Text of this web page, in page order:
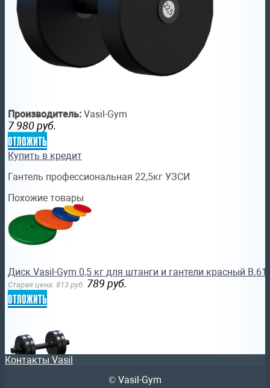
Производитель: Vasil-Gym
7 980 руб.
отложить
Купить в кредит
Гантель профессиональная 22,5кг УЗСИ
Похожие товары
Диск Vasil-Gym 0,5 кг для штанги и гантели красный
Старая цена: 813 руб. 789 руб.
отложить
Гантель разборная 8кг Vasil Gym FDL200-8
Контакты Vasil
© Vasil-Gym